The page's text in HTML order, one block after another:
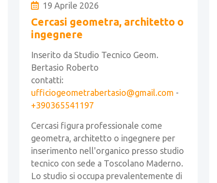
19 Aprile 2026
Cercasi geometra, architetto o
ingegnere
Inserito da Studio Tecnico Geom.
Bertasio Roberto
contatti:
ufficiogeometrabertasio@gmail.com -
+390365541197
Cercasi figura professionale come
geometra, architetto o ingegnere per
inserimento nell'organico presso studio
tecnico con sede a Toscolano Maderno.
Lo studio si occupa prevalentemente di